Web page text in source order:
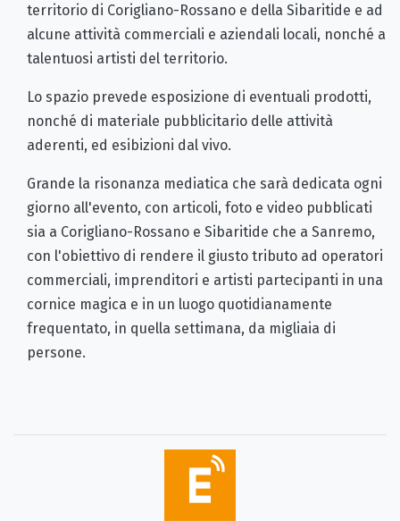
territorio di Corigliano-Rossano e della Sibaritide e ad
alcune attività commerciali e aziendali locali, nonché a
talentuosi artisti del territorio.
Lo spazio prevede esposizione di eventuali prodotti,
nonché di materiale pubblicitario delle attività
aderenti, ed esibizioni dal vivo.
Grande la risonanza mediatica che sarà dedicata ogni
giorno all'evento, con articoli, foto e video pubblicati
sia a Corigliano-Rossano e Sibaritide che a Sanremo,
con l'obiettivo di rendere il giusto tributo ad operatori
commerciali, imprenditori e artisti partecipanti in una
cornice magica e in un luogo quotidianamente
frequentato, in quella settimana, da migliaia di
persone.